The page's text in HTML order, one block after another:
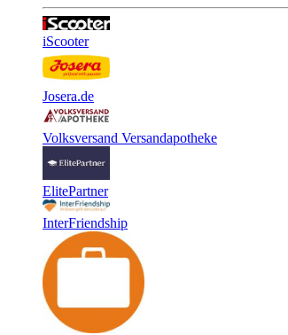
iScooter
Josera.de
Volksversand Versandapotheke
ElitePartner
InterFriendship